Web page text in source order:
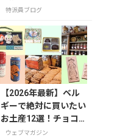
特派員ブログ
【2026年最新】ベル
ギーで絶対に買いたい
お土産12選！チョコ
レートやビール・雑貨
ウェブマガジン